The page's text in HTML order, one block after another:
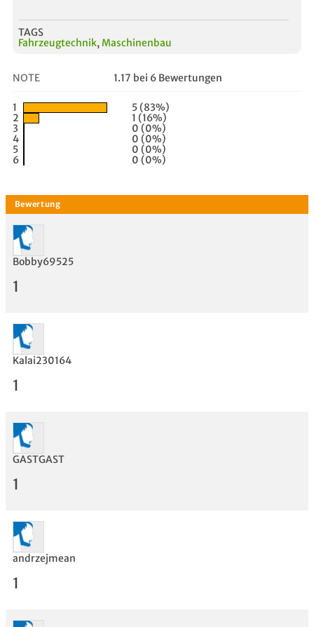
TAGS
Fahrzeugtechnik, Maschinenbau
NOTE 1.17 bei 6 Bewertungen
1
5 (83%)
2
1 (16%)
3
0 (0%)
4
0 (0%)
5
0 (0%)
6
0 (0%)
Bobby69525
1
Kalai230164
1
GASTGAST
1
andrzejmean
1